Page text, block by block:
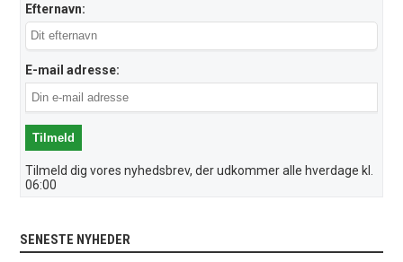
Efternavn:
E-mail adresse:
Tilmeld dig vores nyhedsbrev, der udkommer alle hverdage kl.
06:00
SENESTE NYHEDER